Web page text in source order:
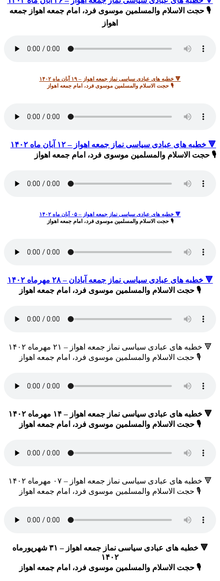
🎙 حجت الاسلام والمسلمین موسوی فرد، امام جمعه اهواز جمعه
اهواز
🔻 خطبه های عبادی سیاسی نماز جمعه اهواز – ۱۹ آبان ماه ۱۴۰۲
🎙 حجت الاسلام والمسلمین موسوی فرد، امام جمعه اهواز
🔻 خطبه های عبادی سیاسی نماز جمعه اهواز – ۱۲ آبان ماه ۱۴۰۲
🎙 حجت الاسلام والمسلمین موسوی فرد، امام جمعه اهواز
🔻 خطبه های عبادی سیاسی نماز جمعه اهواز – ۰۵ آبان ماه ۱۴۰۲
🎙 حجت الاسلام والمسلمین موسوی فرد، امام جمعه اهواز
🔻 خطبه های عبادی سیاسی نماز جمعه آبادان – ۲۸ مهرماه ۱۴۰۲
🎙 حجت الاسلام والمسلمین موسوی فرد، امام جمعه اهواز
🔻 خطبه های عبادی سیاسی نماز جمعه اهواز – ۲۱ مهرماه ۱۴۰۲
🎙 حجت الاسلام والمسلمین موسوی فرد، امام جمعه اهواز
🔻 خطبه های عبادی سیاسی نماز جمعه اهواز – ۱۴ مهرماه ۱۴۰۲
🎙 حجت الاسلام والمسلمین موسوی فرد، امام جمعه اهواز
🔻 خطبه های عبادی سیاسی نماز جمعه اهواز – ۰۷ مهرماه ۱۴۰۲
🎙 حجت الاسلام والمسلمین موسوی فرد، امام جمعه اهواز
🔻 خطبه های عبادی سیاسی نماز جمعه اهواز – ۳۱ شهریورماه
۱۴۰۲
🎙 حجت الاسلام والمسلمین موسوی فرد، امام جمعه اهواز